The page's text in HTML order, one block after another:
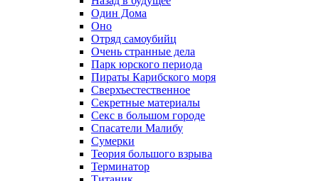
Один Дома
Оно
Отряд самоубийц
Очень странные дела
Парк юрского периода
Пираты Карибского моря
Сверхъестественное
Секретные материалы
Секс в большом городе
Спасатели Малибу
Сумерки
Теория большого взрыва
Терминатор